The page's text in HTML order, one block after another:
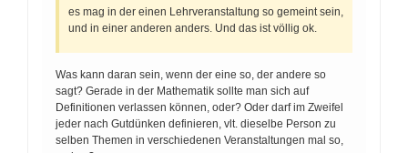
es mag in der einen Lehrveranstaltung so gemeint sein,
und in einer anderen anders. Und das ist völlig ok.
Was kann daran sein, wenn der eine so, der andere so
sagt? Gerade in der Mathematik sollte man sich auf
Definitionen verlassen können, oder? Oder darf im Zweifel
jeder nach Gutdünken definieren, vlt. dieselbe Person zu
selben Themen in verschiedenen Veranstaltungen mal so,